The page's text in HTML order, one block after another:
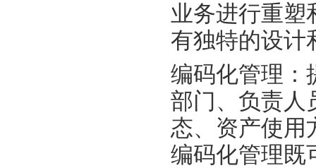
业务进行重塑
有独特的设计
编码化管理：
部门、负责人
态、资产使用
编码化管理既